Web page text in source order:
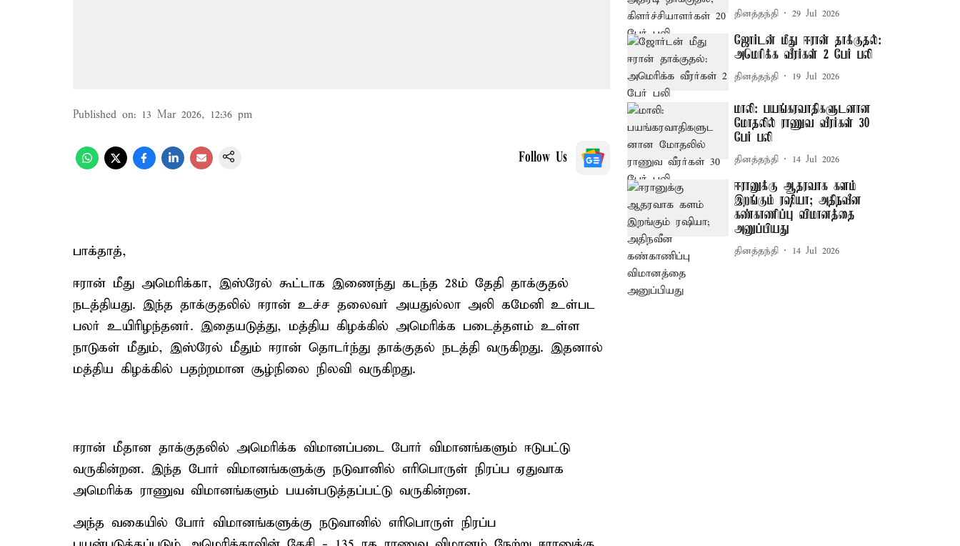
Published on: 13 Mar 2026, 12:36 pm
Follow Us
பாக்தாத்,
ஈரான் மீது அமெரிக்கா, இஸ்ரேல் கூட்டாக இணைந்து கடந்த 28ம் தேதி தாக்குதல்
நடத்தியது. இந்த தாக்குதலில் ஈரான் உச்ச தலைவர் அயதுல்லா அலி கமேனி உள்பட
பலர் உயிரிழந்தனர். இதையடுத்து, மத்திய கிழக்கில் அமெரிக்க படைத்தளம் உள்ள
நாடுகள் மீதும், இஸ்ரேல் மீதும் ஈரான் தொடர்ந்து தாக்குதல் நடத்தி வருகிறது. இதனால்
மத்திய கிழக்கில் பதற்றமான சூழ்நிலை நிலவி வருகிறது.
ஈரான் மீதான தாக்குதலில் அமெரிக்க விமானப்படை போர் விமானங்களும் ஈடுபட்டு
வருகின்றன. இந்த போர் விமானங்களுக்கு நடுவானில் எரிபொருள் நிரப்ப ஏதுவாக
அமெரிக்க ராணுவ விமானங்களும் பயன்படுத்தப்பட்டு வருகின்றன.
அந்த வகையில் போர் விமானங்களுக்கு நடுவானில் எரிபொருள் நிரப்ப
தினத்தந்தி 29 Jul 2026
ஜோர்டன் மீது ஈரான் தாக்குதல்:
அமெரிக்க வீரர்கள் 2 பேர் பலி
தினத்தந்தி 19 Jul 2026
மாலி: பயங்கரவாதிகளுடனான
மோதலில் ராணுவ வீரர்கள் 30
பேர் பலி
தினத்தந்தி 14 Jul 2026
ஈரானுக்கு ஆதரவாக களம்
இறங்கும் ரஷியா; அதிநவீன
கண்காணிப்பு விமானத்தை
அனுப்பியது
தினத்தந்தி 14 Jul 2026